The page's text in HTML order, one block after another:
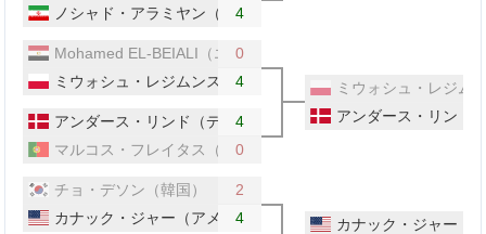
ノシャド・アラミヤン（イラン）
4
Mohamed EL-BEIALI（エジプト）
0
ミウォシュ・レジムンスキ（ポーランド）
4
アンダース・リンド（デンマーク）
4
マルコス・フレイタス（ポルトガル）
0
チョ・デソン（韓国）
2
カナック・ジャー（アメリカ）
4
ミウォシュ・レジム
アンダース・リンド
カナック・ジャー（